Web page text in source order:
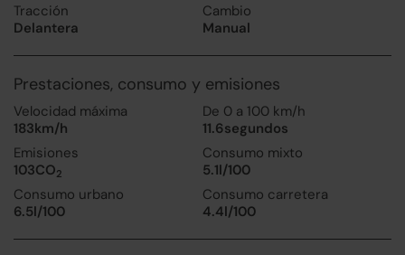
Tracción
Delantera
Cambio
Manual
Prestaciones, consumo y emisiones
Velocidad máxima
183km/h
De 0 a 100 km/h
11.6segundos
Emisiones
103CO2
Consumo mixto
5.1l/100
Consumo urbano
6.5l/100
Consumo carretera
4.4l/100